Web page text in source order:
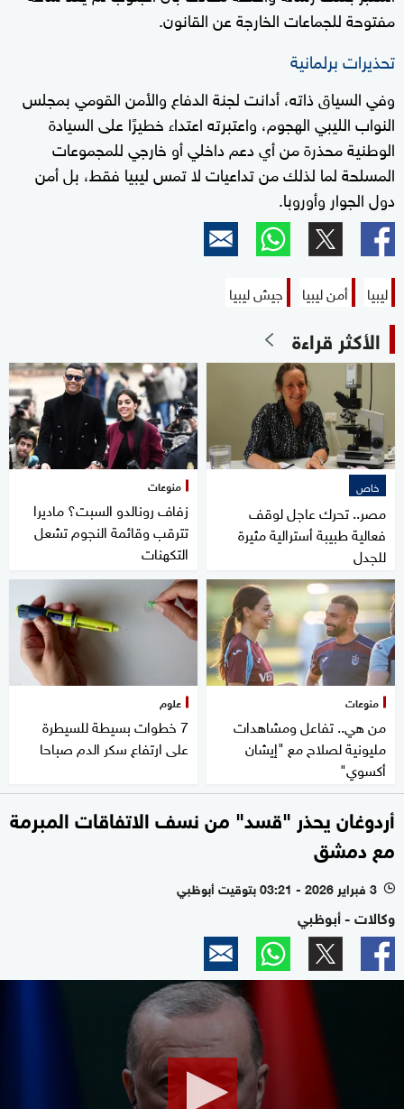
مفتوحة للجماعات الخارجة عن القانون.
تحذيرات برلمانية
وفي السياق ذاته، أدانت لجنة الدفاع والأمن القومي بمجلس
النواب الليبي الهجوم، واعتبرته اعتداء خطيرًا على السيادة
الوطنية محذرة من أي دعم داخلي أو خارجي للمجموعات
المسلحة لما لذلك من تداعيات لا تمس ليبيا فقط، بل أمن
دول الجوار وأوروبا.
ليبيا أمن ليبيا جيش ليبيا
الأكثر قراءة
خاص
مصر.. تحرك عاجل لوقف
فعالية طبيبة أسترالية مثيرة
للجدل
منوعات
زفاف رونالدو السبت؟ ماديرا
تترقب وقائمة النجوم تشعل
التكهنات
منوعات
من هي.. تفاعل ومشاهدات
مليونية لصلاح مع "إيشان
أكسوي"
علوم
7 خطوات بسيطة للسيطرة
على ارتفاع سكر الدم صباحا
أردوغان يحذر "قسد" من نسف الاتفاقات المبرمة
مع دمشق
l 3 فبراير 2026 - 03:21 بتوقيت أبوظبي
وكالات - أبوظبي